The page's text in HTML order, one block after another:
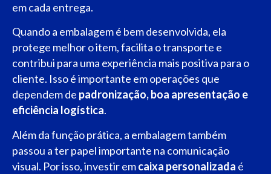
em cada entrega.
Quando a embalagem é bem desenvolvida, ela
protege melhor o item, facilita o transporte e
contribui para uma experiência mais positiva para o
cliente. Isso é importante em operações que
dependem de padronização, boa apresentação e
eficiência logística.
Além da função prática, a embalagem também
passou a ter papel importante na comunicação
visual. Por isso, investir emcaixa personalizada é